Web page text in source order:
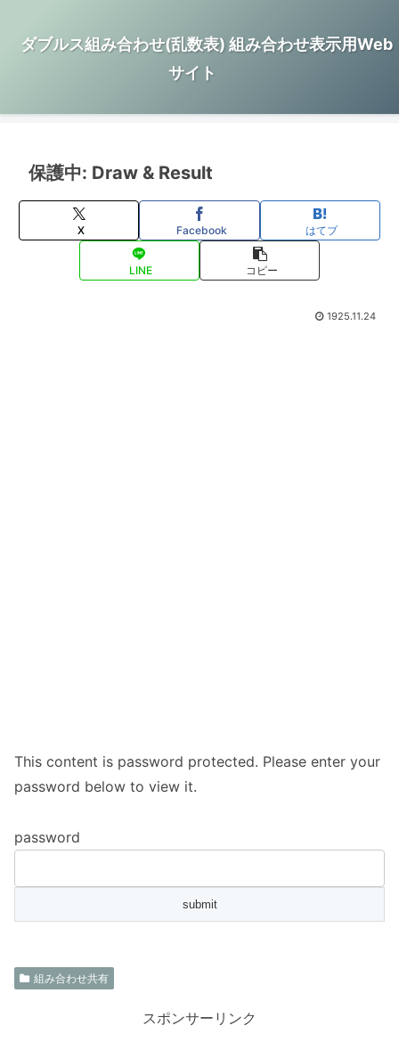
ダブルス組み合わせ(乱数表) 組み合わせ表示用Web
サイト
保護中: Draw & Result
X Facebook はてブ
LINE コピー
1925.11.24
This content is password protected. Please enter your
password below to view it.
password
組み合わせ共有
スポンサーリンク